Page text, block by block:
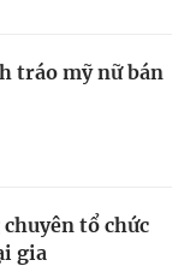
tráo mỹ nữ bán
tổ chức
gia